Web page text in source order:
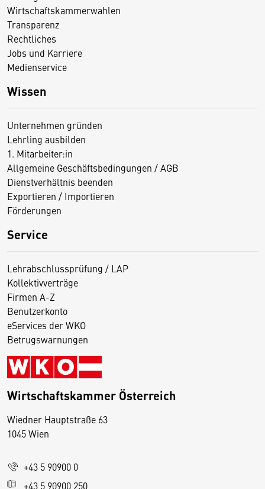
Wirtschaftskammerwahlen
Transparenz
Rechtliches
Jobs und Karriere
Medienservice
Wissen
Unternehmen gründen
Lehrling ausbilden
1. Mitarbeiter:in
Allgemeine Geschäftsbedingungen / AGB
Dienstverhältnis beenden
Exportieren / Importieren
Förderungen
Service
Lehrabschlussprüfung / LAP
Kollektivverträge
Firmen A-Z
Benutzerkonto
eServices der WKO
Betrugswarnungen
Wirtschaftskammer Österreich
Wiedner Hauptstraße 63
1045 Wien
+43 5 90900 0
+43 5 90900 250
D
s
e